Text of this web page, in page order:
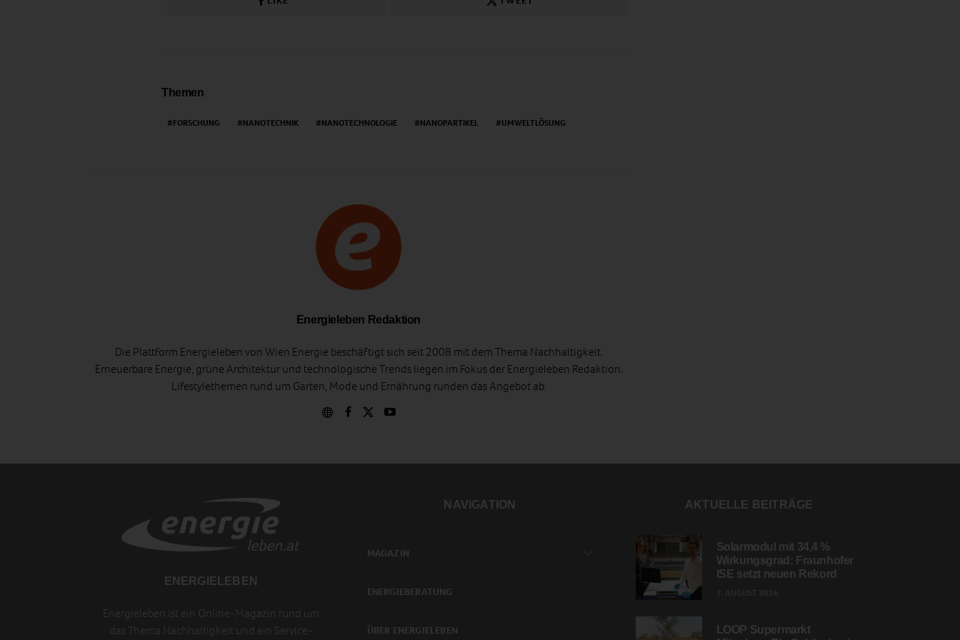
Themen
FORSCHUNG NANOTECHNIK NANOTECHNOLOGIE NANOPARTIKEL UMWELTLÖSUNG
Energieleben Redaktion
Die Plattform Energieleben von Wien Energie beschäftigt sich seit 2008 mit dem Thema Nachhaltigkeit.
Erneuerbare Energie, grüne Architektur und technologische Trends liegen im Fokus der Energieleben Redaktion.
Lifestylethemen rund um Garten, Mode und Ernährung runden das Angebot ab.
ENERGIELEBEN
Energieleben ist ein Online-Magazin rund um
das Thema Nachhaltigkeit und ein Service-
NAVIGATION
MAGAZIN
ENERGIEBERATUNG
ÜBER ENERGIELEBEN
AKTUELLE BEITRÄGE
Solarmodul mit 34,4 %
Wirkungsgrad: Fraunhofer
ISE setzt neuen Rekord
LOOP Supermarkt